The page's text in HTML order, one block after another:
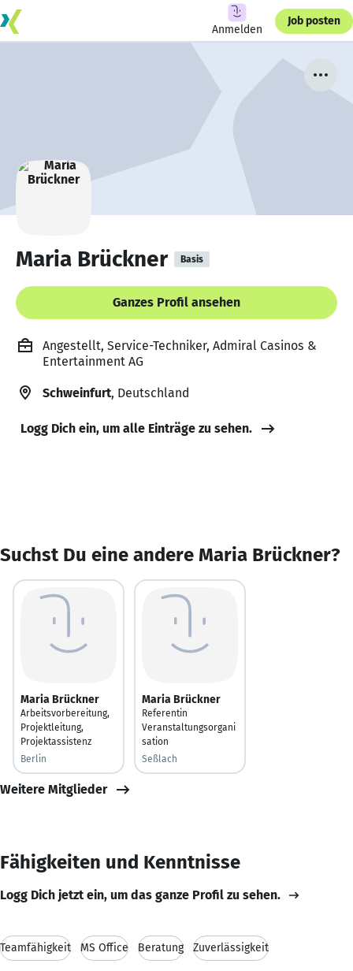
Anmelden
Job posten
Maria Brückner Basis
Ganzes Profil ansehen
Angestellt, Service-Techniker, Admiral Casinos &
Entertainment AG
Schweinfurt, Deutschland
Logg Dich ein, um alle Einträge zu sehen.
Suchst Du eine andere Maria Brückner?
Maria Brückner
Arbeitsvorbereitung,
Projektleitung,
Projektassistenz
Berlin
Maria Brückner
Referentin
Veranstaltungsorgani
sation
Seßlach
Weitere Mitglieder
Fähigkeiten und Kenntnisse
Logg Dich jetzt ein, um das ganze Profil zu sehen.
Teamfähigkeit MS Office Beratung Zuverlässigkeit